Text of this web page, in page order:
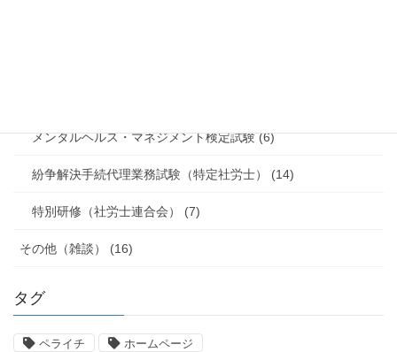
メンタルヘルス・マネジメント検定試験 (6)
紛争解決手続代理業務試験（特定社労士） (14)
特別研修（社労士連合会） (7)
その他（雑談） (16)
タグ
ペライチ ホームページ